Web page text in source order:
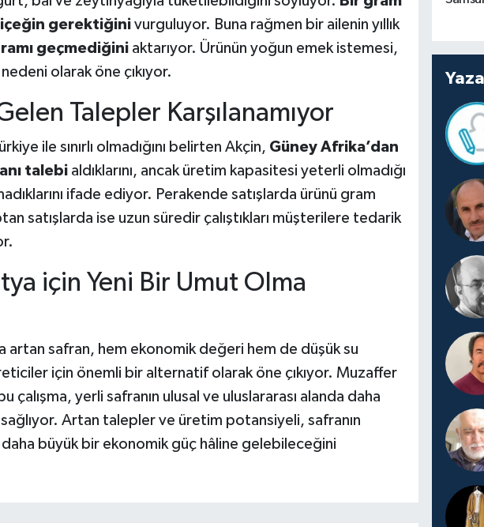
gerektiğinivurguluyor. Buna rağmen bir ailenin yıllık
geçmediğiniaktarıyor. Ürünün yoğun emek istemesi,
olarak öne çıkıyor.
Talepler Karşılanamıyor
ile sınırlı olmadığını belirten Akçin, Güney Afrika’dan
talebialdıklarını, ancak üretim kapasitesi yeterli olmadığı
ifade ediyor. Perakende satışlarda ürünü gram
satışlarda ise uzun süredir çalıştıkları müşterilere tedarik
için Yeni Bir Umut Olma
artan safran, hem ekonomik değeri hem de düşük su
için önemli bir alternatif olarak öne çıkıyor. Muzaffer
çalışma, yerli safranın ulusal ve uluslararası alanda daha
sağlıyor. Artan talepler ve üretim potansiyeli, safranın
büyük bir ekonomik güç hâline gelebileceğini